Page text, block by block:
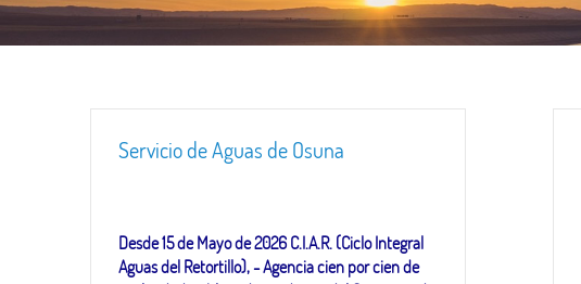
Servicio de Aguas de Osuna
Desde 15 de Mayo de 2026 C.I.A.R. (Ciclo Integral
Aguas del Retortillo), - Agencia cien por cien de